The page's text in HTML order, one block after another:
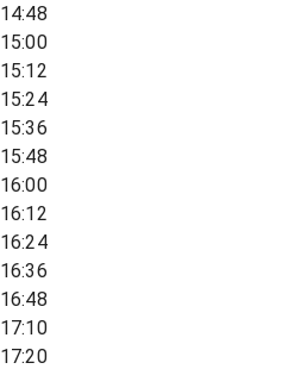
14:48
15:00
15:12
15:24
15:36
15:48
16:00
16:12
16:24
16:36
16:48
17:10
17:20